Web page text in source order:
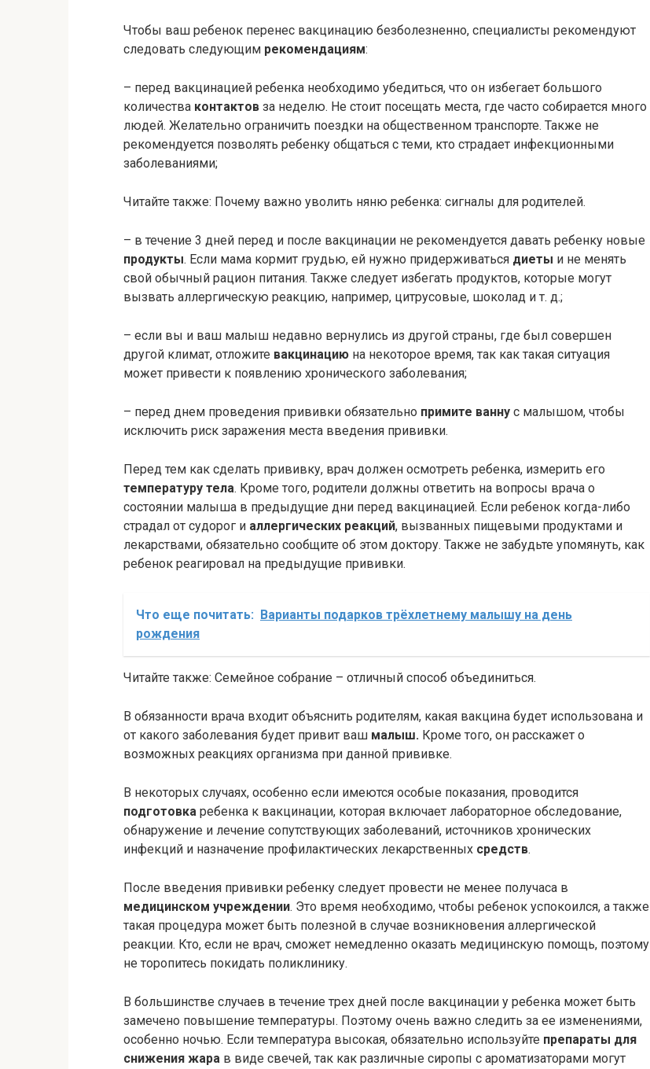
Чтобы ваш ребенок перенес вакцинацию безболезненно, специалисты рекомендуют
следовать следующим рекомендациям:
– перед вакцинацией ребенка необходимо убедиться, что он избегает большого
количества контактов за неделю. Не стоит посещать места, где часто собирается много
людей. Желательно ограничить поездки на общественном транспорте. Также не
рекомендуется позволять ребенку общаться с теми, кто страдает инфекционными
заболеваниями;
Читайте также: Почему важно уволить няню ребенка: сигналы для родителей.
– в течение 3 дней перед и после вакцинации не рекомендуется давать ребенку новые
продукты. Если мама кормит грудью, ей нужно придерживаться диеты и не менять
свой обычный рацион питания. Также следует избегать продуктов, которые могут
вызвать аллергическую реакцию, например, цитрусовые, шоколад и т. д.;
– если вы и ваш малыш недавно вернулись из другой страны, где был совершен
другой климат, отложите вакцинацию на некоторое время, так как такая ситуация
может привести к появлению хронического заболевания;
– перед днем проведения прививки обязательно примите ванну с малышом, чтобы
исключить риск заражения места введения прививки.
Перед тем как сделать прививку, врач должен осмотреть ребенка, измерить его
температуру тела. Кроме того, родители должны ответить на вопросы врача о
состоянии малыша в предыдущие дни перед вакцинацией. Если ребенок когда-либо
страдал от судорог и аллергических реакций, вызванных пищевыми продуктами и
лекарствами, обязательно сообщите об этом доктору. Также не забудьте упомянуть, как
ребенок реагировал на предыдущие прививки.
Что еще почитать: Варианты подарков трёхлетнему малышу на день
рождения
Читайте также: Семейное собрание – отличный способ объединиться.
В обязанности врача входит объяснить родителям, какая вакцина будет использована и
от какого заболевания будет привит ваш малыш. Кроме того, он расскажет о
возможных реакциях организма при данной прививке.
В некоторых случаях, особенно если имеются особые показания, проводится
подготовка ребенка к вакцинации, которая включает лабораторное обследование,
обнаружение и лечение сопутствующих заболеваний, источников хронических
инфекций и назначение профилактических лекарственных средств.
После введения прививки ребенку следует провести не менее получаса в
медицинском учреждении. Это время необходимо, чтобы ребенок успокоился, а также
такая процедура может быть полезной в случае возникновения аллергической
реакции. Кто, если не врач, сможет немедленно оказать медицинскую помощь, поэтому
не торопитесь покидать поликлинику.
В большинстве случаев в течение трех дней после вакцинации у ребенка может быть
замечено повышение температуры. Поэтому очень важно следить за ее изменениями,
особенно ночью. Если температура высокая, обязательно используйте препараты для
снижения жара в виде свечей, так как различные сиропы с ароматизаторами могут